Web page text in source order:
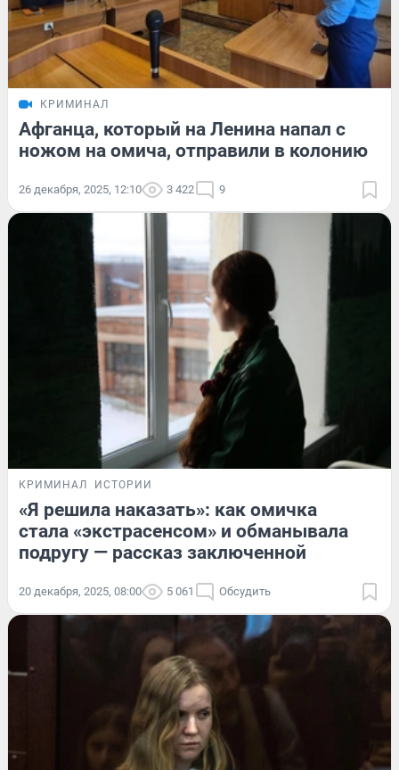
КРИМИНАЛ
Афганца, который на Ленина напал с
ножом на омича, отправили в колонию
26 декабря, 2025, 12:10 3 422 9
КРИМИНАЛ ИСТОРИИ
«Я решила наказать»: как омичка
стала «экстрасенсом» и обманывала
подругу — рассказ заключенной
20 декабря, 2025, 08:00 5 061 Обсудить